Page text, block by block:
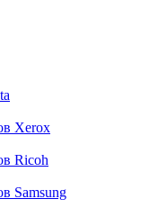
Xerox
Ricoh
Samsung